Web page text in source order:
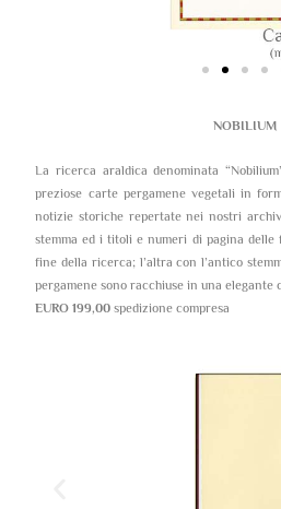
NOBILIUM
La ricerca araldica denominata
preziose carte pergamene vegetali in
notizie storiche repertate nei nostri
stemma ed i titoli e numeri di pagina
fine della ricerca; l’altra con l’antico
pergamene sono racchiuse in una elegante
EURO 199,00 spedizione compresa